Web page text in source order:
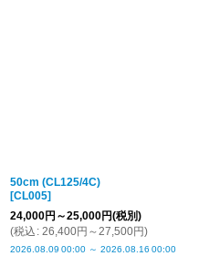
50cm (CL125/4C)
[CL005]
24,000円 ～25,000円(税別)
(税込 : 26,400円 ～27,500円)
2026.08.09 00:00 ～ 2026.08.16 00:00